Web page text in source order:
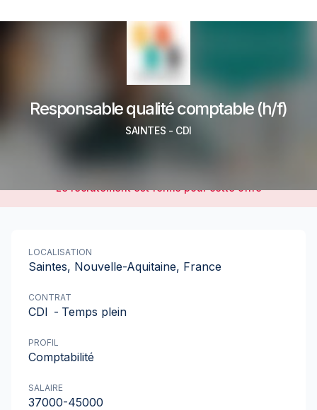
Responsable qualité comptable (h/f)
SAINTES - CDI
Le recrutement est fermé pour cette offre
LOCALISATION
Saintes, Nouvelle-Aquitaine, France
CONTRAT
CDI - Temps plein
PROFIL
Comptabilité
SALAIRE
37000-45000